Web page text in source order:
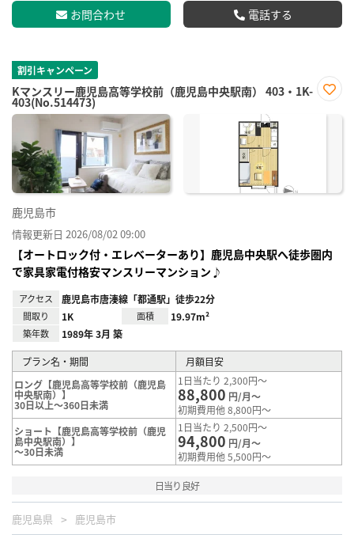
お問合わせ 電話する
割引キャンペーン
Kマンスリー鹿児島高等学校前（鹿児島中央駅南） 403・1K-
403(No.514473)
に入
鹿児島市
情報更新日 2026/08/02 09:00
【オートロック付・エレベーターあり】鹿児島中央駅へ徒歩圏内
で家具家電付格安マンスリーマンション♪
アクセス 鹿児島市唐湊線「都通駅」徒歩22分
間取り 1K 面積 19.97m²
築年数 1989年 3月 築
プラン名・期間
月額目安
ロング【鹿児島高等学校前（鹿児島
中央駅南）】
30日以上～360日未満
1日当たり 2,300円～
88,800 円/月～
初期費用他 8,800円～
ショート【鹿児島高等学校前（鹿児
島中央駅南）】
～30日未満
1日当たり 2,500円～
94,800 円/月～
初期費用他 5,500円～
日当り良好
鹿児島県 鹿児島市